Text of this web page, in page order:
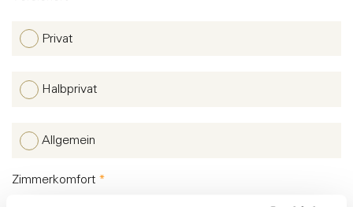
Privat
Halbprivat
Allgemein
Zimmerkomfort *